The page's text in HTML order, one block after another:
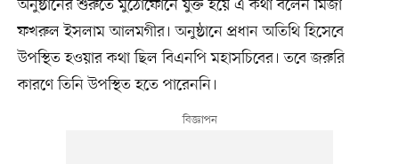
অনুষ্ঠানের শুরুতে মুঠোফোনে যুক্ত হয়ে এ কথা বলেন মির্জা
ফখরুল ইসলাম আলমগীর। অনুষ্ঠানে প্রধান অতিথি হিসেবে
উপস্থিত হওয়ার কথা ছিল বিএনপি মহাসচিবের। তবে জরুরি
কারণে তিনি উপস্থিত হতে পারেননি।